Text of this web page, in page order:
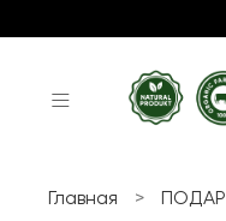
Главная